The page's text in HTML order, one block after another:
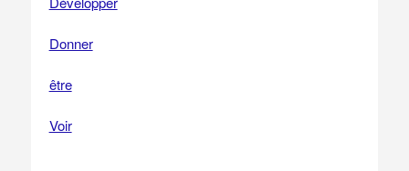
Donner
être
Voir